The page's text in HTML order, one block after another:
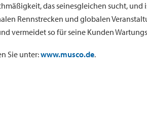
das seinesgleichen sucht, und
Rennstrecken und globalen
vermeidet so für seine Kunden
Sie unter:www.musco.de.